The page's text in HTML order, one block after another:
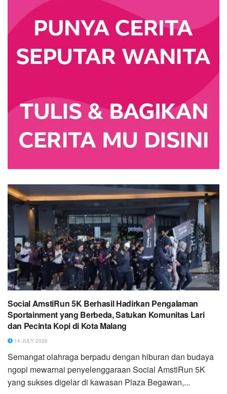
Social AmstiRun 5K Berhasil Hadirkan Pengalaman
Sportainment yang Berbeda, Satukan Komunitas Lari
dan Pecinta Kopi di Kota Malang
14 JULY 2026
Semangat olahraga berpadu dengan hiburan dan budaya
ngopi mewarnai penyelenggaraan Social AmstiRun 5K
yang sukses digelar di kawasan Plaza Begawan,...